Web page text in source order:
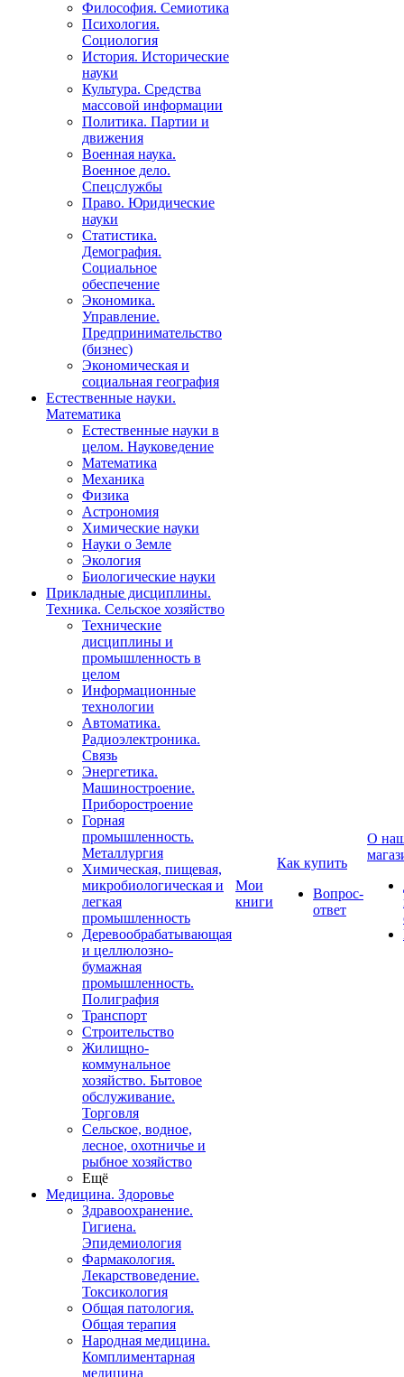
Философия. Семиотика
Психология.
Социология
История. Исторические
науки
Культура. Средства
массовой информации
Политика. Партии и
движения
Военная наука.
Военное дело.
Спецслужбы
Право. Юридические
науки
Статистика.
Демография.
Социальное
обеспечение
Экономика.
Управление.
Предпринимательство
(бизнес)
Экономическая и
социальная география
Естественные науки.
Математика
Естественные науки в
целом. Науковедение
Математика
Механика
Физика
Астрономия
Химические науки
Науки о Земле
Экология
Биологические науки
Прикладные дисциплины.
Техника. Сельское хозяйство
Технические
дисциплины и
промышленность в
целом
Информационные
технологии
Автоматика.
Радиоэлектроника.
Связь
Энергетика.
Машиностроение.
Приборостроение
Горная
промышленность.
Металлургия
Химическая, пищевая,
микробиологическая и
легкая
промышленность
Деревообрабатывающая
и целлюлозно-
бумажная
промышленность.
Полиграфия
Транспорт
Строительство
Жилищно-
коммунальное
хозяйство. Бытовое
обслуживание.
Торговля
Сельское, водное,
лесное, охотничье и
рыбное хозяйство
Ещё
Медицина. Здоровье
Здравоохранение.
Гигиена.
Эпидемиология
Фармакология.
Лекарствоведение.
Токсикология
Общая патология.
Общая терапия
Народная медицина.
Комплиментарная
медицина
Мои
книги
Как купить
Вопрос-
ответ
О